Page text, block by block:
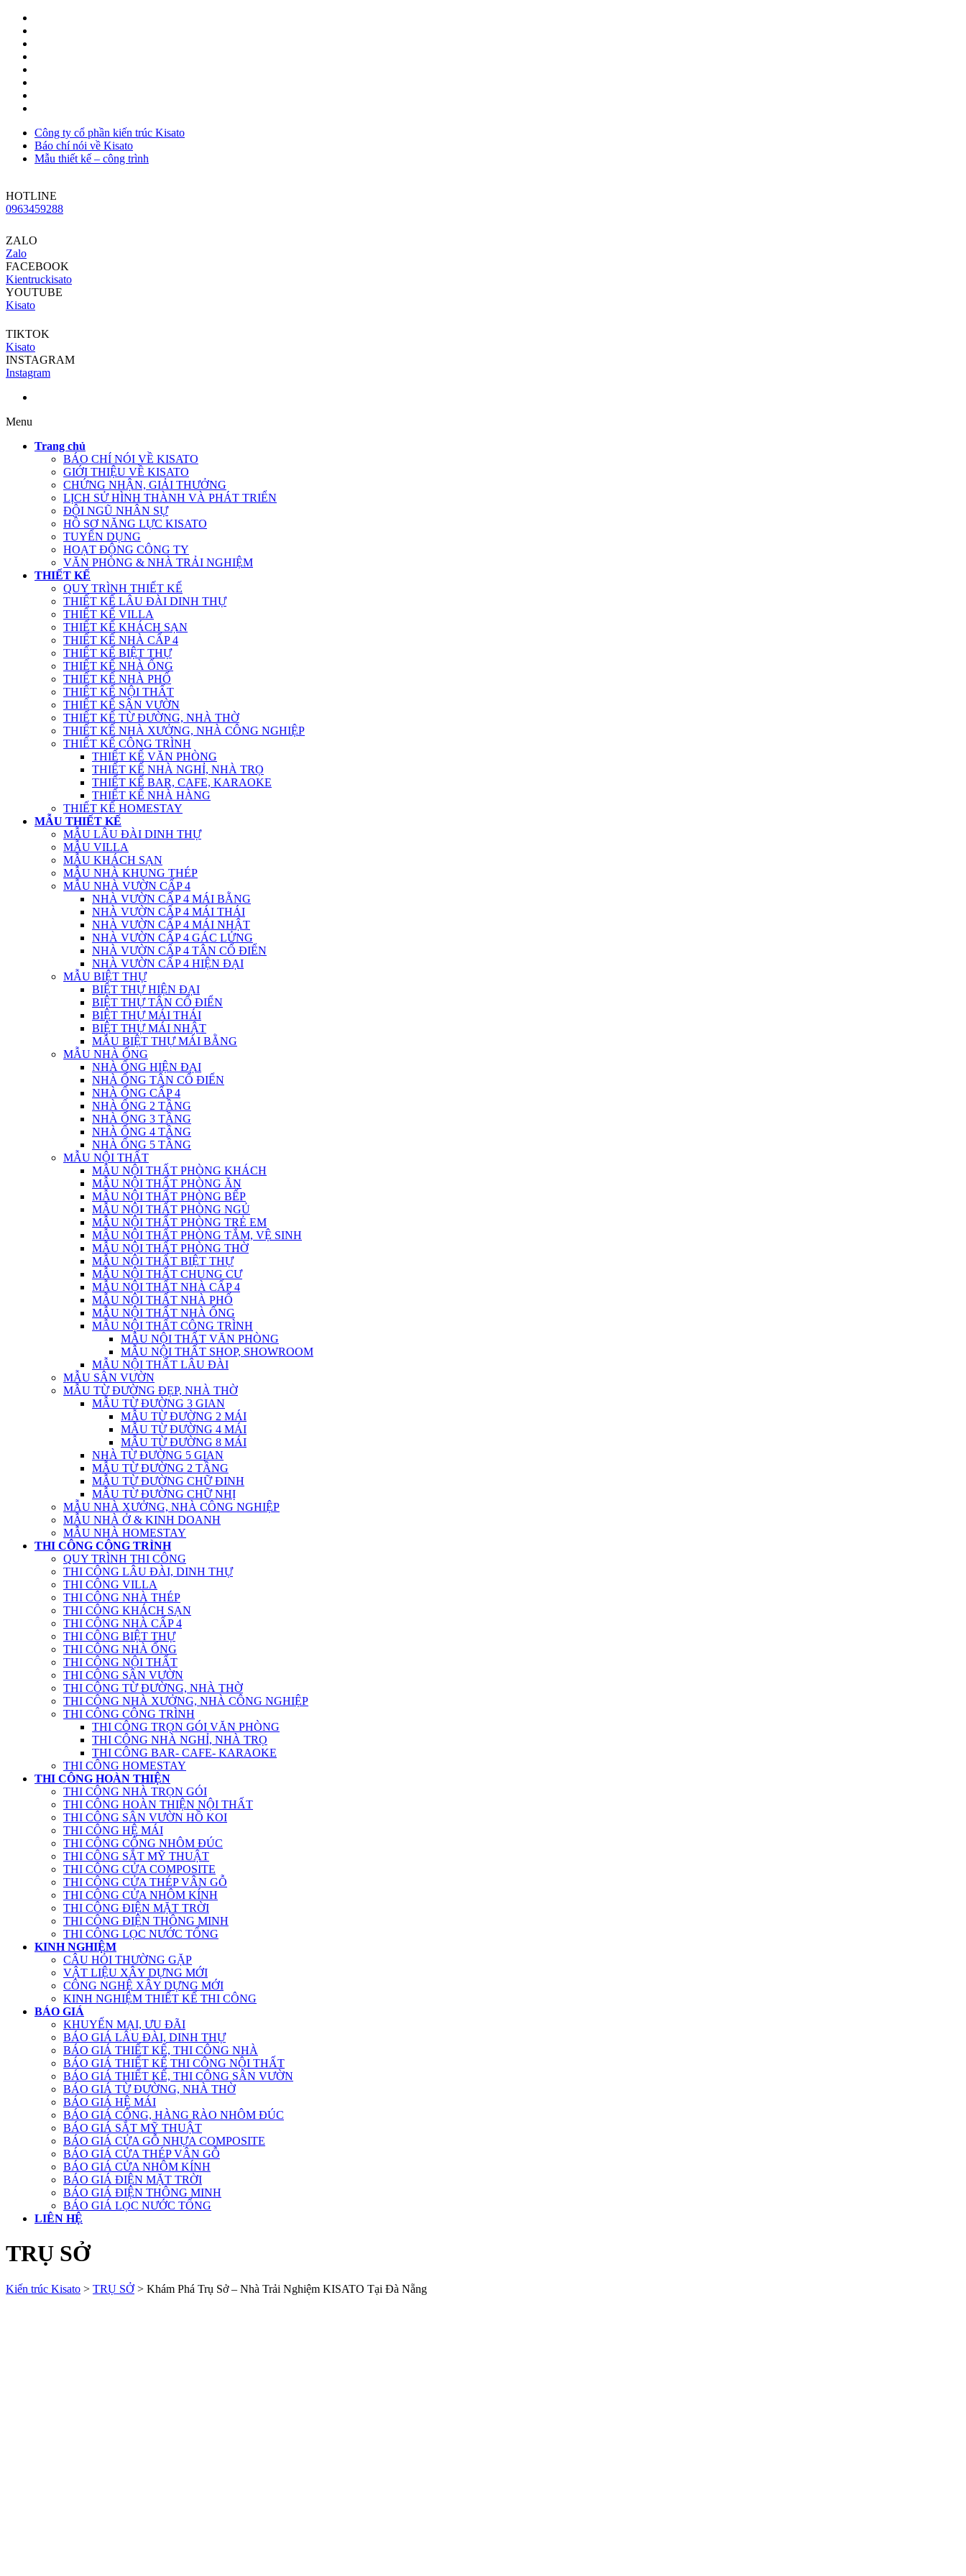
Công ty cổ phần kiến trúc Kisato
Báo chí nói về Kisato
Mẫu thiết kế – công trình
HOTLINE
0963459288
ZALO
Zalo
FACEBOOK
Kientruckisato
YOUTUBE
Kisato
TIKTOK
Kisato
INSTAGRAM
Instagram
Menu
Trang chủ
BÁO CHÍ NÓI VỀ KISATO
GIỚI THIỆU VỀ KISATO
CHỨNG NHẬN, GIẢI THƯỞNG
LỊCH SỬ HÌNH THÀNH VÀ PHÁT TRIỂN
ĐỘI NGŨ NHÂN SỰ
HỒ SƠ NĂNG LỰC KISATO
TUYỂN DỤNG
HOẠT ĐỘNG CÔNG TY
VĂN PHÒNG & NHÀ TRẢI NGHIỆM
THIẾT KẾ
QUY TRÌNH THIẾT KẾ
THIẾT KẾ LÂU ĐÀI DINH THỰ
THIẾT KẾ VILLA
THIẾT KẾ KHÁCH SẠN
THIẾT KẾ NHÀ CẤP 4
THIẾT KẾ BIỆT THỰ
THIẾT KẾ NHÀ ỐNG
THIẾT KẾ NHÀ PHỐ
THIẾT KẾ NỘI THẤT
THIẾT KẾ SÂN VƯỜN
THIẾT KẾ TỪ ĐƯỜNG, NHÀ THỜ
THIẾT KẾ NHÀ XƯỞNG, NHÀ CÔNG NGHIỆP
THIẾT KẾ CÔNG TRÌNH
THIẾT KẾ VĂN PHÒNG
THIẾT KẾ NHÀ NGHỈ, NHÀ TRỌ
THIẾT KẾ BAR, CAFE, KARAOKE
THIẾT KẾ NHÀ HÀNG
THIẾT KẾ HOMESTAY
MẪU THIẾT KẾ
MẪU LÂU ĐÀI DINH THỰ
MẪU VILLA
MẪU KHÁCH SẠN
MẪU NHÀ KHUNG THÉP
MẪU NHÀ VƯỜN CẤP 4
NHÀ VƯỜN CẤP 4 MÁI BẰNG
NHÀ VƯỜN CẤP 4 MÁI THÁI
NHÀ VƯỜN CẤP 4 MÁI NHẬT
NHÀ VƯỜN CẤP 4 GÁC LỬNG
NHÀ VƯỜN CẤP 4 TÂN CỔ ĐIỂN
NHÀ VƯỜN CẤP 4 HIỆN ĐẠI
MẪU BIỆT THỰ
BIỆT THỰ HIỆN ĐẠI
BIỆT THỰ TÂN CỔ ĐIỂN
BIỆT THỰ MÁI THÁI
BIỆT THỰ MÁI NHẬT
MẪU BIỆT THỰ MÁI BẰNG
MẪU NHÀ ỐNG
NHÀ ỐNG HIỆN ĐẠI
NHÀ ỐNG TÂN CỔ ĐIỂN
NHÀ ỐNG CẤP 4
NHÀ ỐNG 2 TẦNG
NHÀ ỐNG 3 TẦNG
NHÀ ỐNG 4 TẦNG
NHÀ ỐNG 5 TẦNG
MẪU NỘI THẤT
MẪU NỘI THẤT PHÒNG KHÁCH
MẪU NỘI THẤT PHÒNG ĂN
MẪU NỘI THẤT PHÒNG BẾP
MẪU NỘI THẤT PHÒNG NGỦ
MẪU NỘI THẤT PHÒNG TRẺ EM
MẪU NỘI THẤT PHÒNG TẮM, VỆ SINH
MẪU NỘI THẤT PHÒNG THỜ
MẪU NỘI THẤT BIỆT THỰ
MẪU NỘI THẤT CHUNG CƯ
MẪU NỘI THẤT NHÀ CẤP 4
MẪU NỘI THẤT NHÀ PHỐ
MẪU NỘI THẤT NHÀ ỐNG
MẪU NỘI THẤT CÔNG TRÌNH
MẪU NỘI THẤT VĂN PHÒNG
MẪU NỘI THẤT SHOP, SHOWROOM
MẪU NỘI THẤT LÂU ĐÀI
MẪU SÂN VƯỜN
MẪU TỪ ĐƯỜNG ĐẸP, NHÀ THỜ
MẪU TỪ ĐƯỜNG 3 GIAN
MẪU TỪ ĐƯỜNG 2 MÁI
MẪU TỪ ĐƯỜNG 4 MÁI
MẪU TỪ ĐƯỜNG 8 MÁI
NHÀ TỪ ĐƯỜNG 5 GIAN
MẪU TỪ ĐƯỜNG 2 TẦNG
MẪU TỪ ĐƯỜNG CHỮ ĐINH
MẪU TỪ ĐƯỜNG CHỮ NHỊ
MẪU NHÀ XƯỞNG, NHÀ CÔNG NGHIỆP
MẪU NHÀ Ở & KINH DOANH
MẪU NHÀ HOMESTAY
THI CÔNG CÔNG TRÌNH
QUY TRÌNH THI CÔNG
THI CÔNG LÂU ĐÀI, DINH THỰ
THI CÔNG VILLA
THI CÔNG NHÀ THÉP
THI CÔNG KHÁCH SẠN
THI CÔNG NHÀ CẤP 4
THI CÔNG BIỆT THỰ
THI CÔNG NHÀ ỐNG
THI CÔNG NỘI THẤT
THI CÔNG SÂN VƯỜN
THI CÔNG TỪ ĐƯỜNG, NHÀ THỜ
THI CÔNG NHÀ XƯỞNG, NHÀ CÔNG NGHIỆP
THI CÔNG CÔNG TRÌNH
THI CÔNG TRỌN GÓI VĂN PHÒNG
THI CÔNG NHÀ NGHỈ, NHÀ TRỌ
THI CÔNG BAR- CAFE- KARAOKE
THI CÔNG HOMESTAY
THI CÔNG HOÀN THIỆN
THI CÔNG NHÀ TRỌN GÓI
THI CÔNG HOÀN THIỆN NỘI THẤT
THI CÔNG SÂN VƯỜN HỒ KOI
THI CÔNG HỆ MÁI
THI CÔNG CỔNG NHÔM ĐÚC
THI CÔNG SẮT MỸ THUẬT
THI CÔNG CỬA COMPOSITE
THI CÔNG CỬA THÉP VÂN GỖ
THI CÔNG CỬA NHÔM KÍNH
THI CÔNG ĐIỆN MẶT TRỜI
THI CÔNG ĐIỆN THÔNG MINH
THI CÔNG LỌC NƯỚC TỔNG
KINH NGHIỆM
CÂU HỎI THƯỜNG GẶP
VẬT LIỆU XÂY DỰNG MỚI
CÔNG NGHỆ XÂY DỰNG MỚI
KINH NGHIỆM THIẾT KẾ THI CÔNG
BÁO GIÁ
KHUYẾN MẠI, ƯU ĐÃI
BÁO GIÁ LÂU ĐÀI, DINH THỰ
BÁO GIÁ THIẾT KẾ, THI CÔNG NHÀ
BÁO GIÁ THIẾT KẾ THI CÔNG NỘI THẤT
BÁO GIÁ THIẾT KẾ, THI CÔNG SÂN VƯỜN
BÁO GIÁ TỪ ĐƯỜNG, NHÀ THỜ
BÁO GIÁ HỆ MÁI
BÁO GIÁ CỔNG, HÀNG RÀO NHÔM ĐÚC
BÁO GIÁ SẮT MỸ THUẬT
BÁO GIÁ CỬA GỖ NHỰA COMPOSITE
BÁO GIÁ CỬA THÉP VÂN GỖ
BÁO GIÁ CỬA NHÔM KÍNH
BÁO GIÁ ĐIỆN MẶT TRỜI
BÁO GIÁ ĐIỆN THÔNG MINH
BÁO GIÁ LỌC NƯỚC TỔNG
LIÊN HỆ
TRỤ SỞ
Kiến trúc Kisato > TRỤ SỞ > Khám Phá Trụ Sở – Nhà Trải Nghiệm KISATO Tại Đà Nẵng